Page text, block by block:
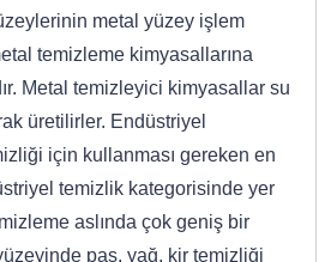
metal yüzey işlem
temizleme kimyasallarına
Metal temizleyici kimyasallar su
üretilirler. Endüstriyel
için kullanması gereken en
temizlik kategorisinde yer
aslında çok geniş bir
pas, yağ, kir temizliği